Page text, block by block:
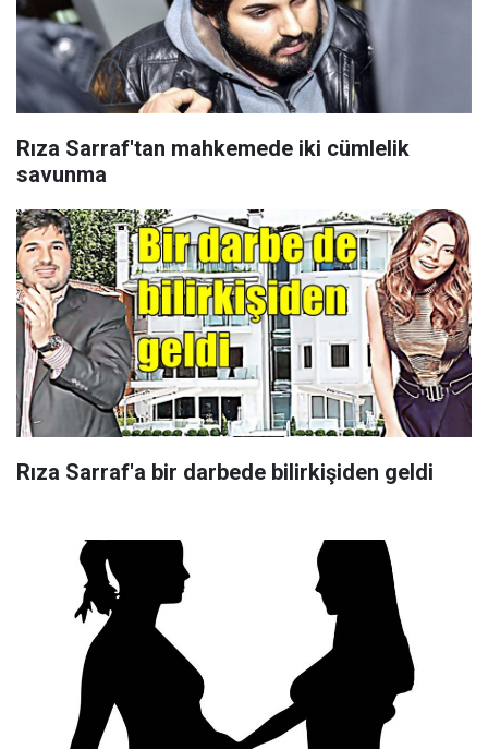
Rıza Sarraf'tan mahkemede iki cümlelik
savunma
Rıza Sarraf'a bir darbede bilirkişiden geldi